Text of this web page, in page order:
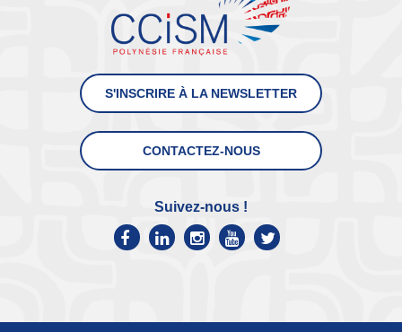
S'INSCRIRE À LA NEWSLETTER
CONTACTEZ-NOUS
Suivez-nous !